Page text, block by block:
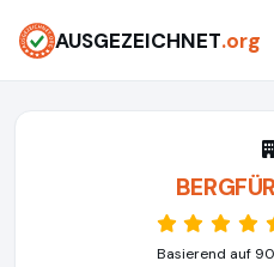
AUSGEZEICHNET.org
Basierend auf